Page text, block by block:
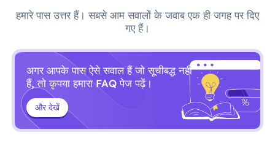
हमारे पास उत्तर हैं। सबसे आम सवालों के जवाब एक ही जगह पर दिए
गए हैं।
अगर आपके पास ऐसे सवाल हैं जो सूचीबद्ध नहीं
हैं, तो कृपया हमारा FAQ पेज पढ़ें।
और देखें